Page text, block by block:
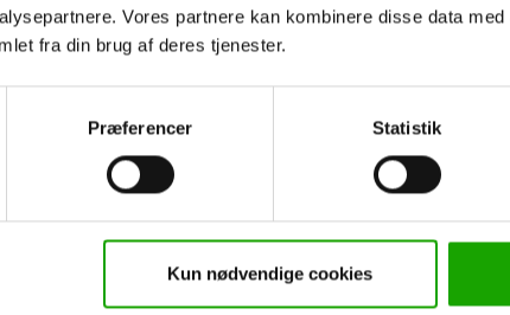
Vores partnere kan kombinere disse data
fra din brug af deres tjenester.
Præferencer Statistik
Kun nødvendige cookies